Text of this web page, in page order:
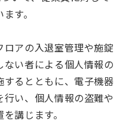
す。
アの入退室管理や施錠
い者による個人情報の
るとともに、電子機器
い、個人情報の盗難や
講じます。